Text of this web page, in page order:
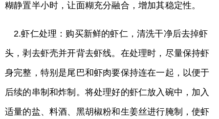
糊静置半小时，让面糊充分融合，增加其稳定性。
2.虾仁处理：购买新鲜的虾仁，清洗干净后去掉虾
头，剥去虾壳并开背去虾线。在处理时，尽量保持虾
身完整，特别是尾巴和虾肉要保持连在一起，以便于
后续的串制和炸制。将处理好的虾仁放入碗中，加入
适量的盐、料酒、黑胡椒粉和生姜丝进行腌制，使虾